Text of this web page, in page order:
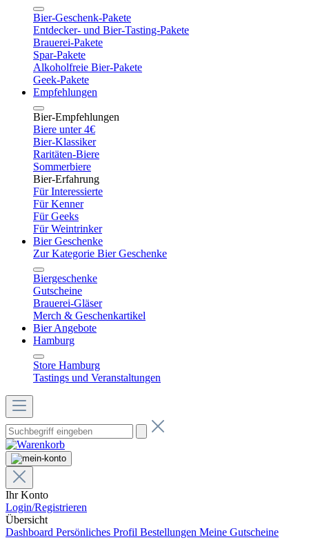
Bier-Geschenk-Pakete
Entdecker- und Bier-Tasting-Pakete
Brauerei-Pakete
Spar-Pakete
Alkoholfreie Bier-Pakete
Geek-Pakete
Empfehlungen
Bier-Empfehlungen
Biere unter 4€
Bier-Klassiker
Raritäten-Biere
Sommerbiere
Bier-Erfahrung
Für Interessierte
Für Kenner
Für Geeks
Für Weintrinker
Bier Geschenke
Zur Kategorie Bier Geschenke
Biergeschenke
Gutscheine
Brauerei-Gläser
Merch & Geschenkartikel
Bier Angebote
Hamburg
Store Hamburg
Tastings und Veranstaltungen
Ihr Konto
Login/Registrieren
Übersicht
Dashboard Persönliches Profil Bestellungen Meine Gutscheine